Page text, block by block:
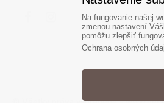
Na fungovanie našej
zmenou nastavení
pomôžu zlepšiť
Ochrana osobných